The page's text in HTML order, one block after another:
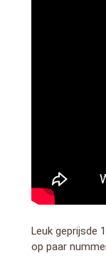
Leuk geprijsde
op paar